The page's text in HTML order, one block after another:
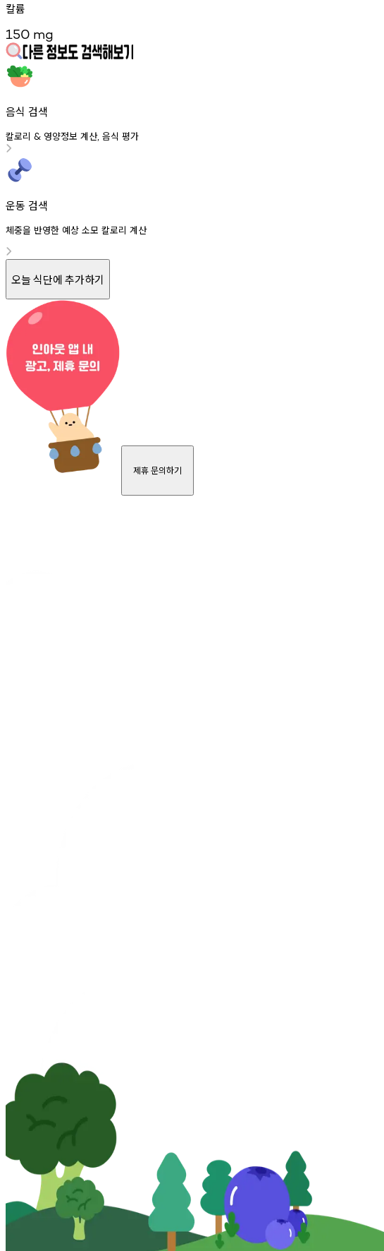
칼륨
150 mg
음식 검색
칼로리 & 영양정보 계산, 음식 평가
운동 검색
체중을 반영한 예상 소모 칼로리 계산
오늘 식단에 추가하기
제휴 문의하기